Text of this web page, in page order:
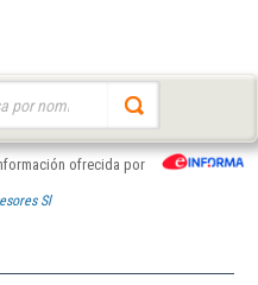
ofrecida por
Sl